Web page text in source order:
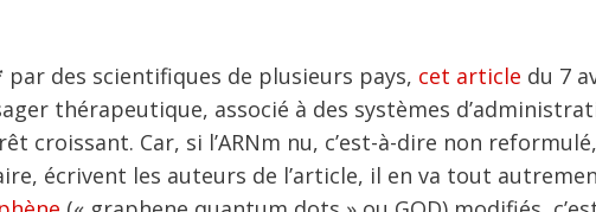
par des scientifiques de plusieurs pays, cet article du 7
thérapeutique, associé à des systèmes
croissant. Car, si l’ARNm nu, c’est-à-dire non
écrivent les auteurs de l’article, il en va tout